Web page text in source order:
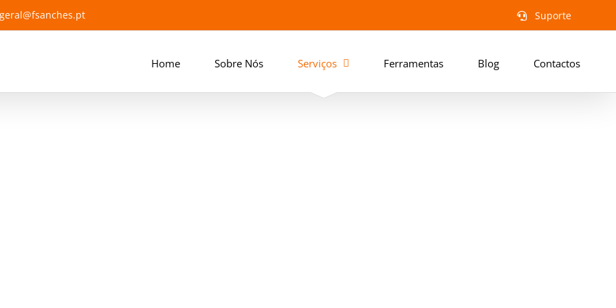
geral@fsanches.pt Suporte
Home Sobre Nós Serviços Ferramentas Blog Contactos